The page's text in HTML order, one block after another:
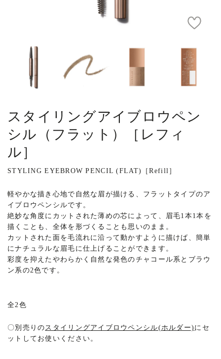
スタイリングアイブロウペン
シル（フラット）［レフィ
ル］
STYLING EYEBROW PENCIL (FLAT)［Refill］
軽やかな描き心地で自然な眉が描ける、フラットタイプのア
イブロウペンシルです。
絶妙な角度にカットされた薄めの芯によって、眉毛1本1本を
描くことも、全体を形づくることも思いのまま。
カットされた面を毛流れに沿って動かすように描けば、簡単
にナチュラルな眉毛に仕上げることができます。
彩度を抑えたやわらかく自然な発色のチャコール系とブラウ
ン系の2色です。
全2色
〇別売りのスタイリングアイブロウペンシル(ホルダー) にセ
ットしてお使いください。